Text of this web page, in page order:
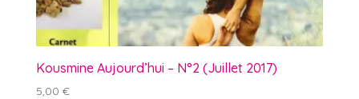
Kousmine Aujourd’hui – N°2 (Juillet 2017)
5,00 €